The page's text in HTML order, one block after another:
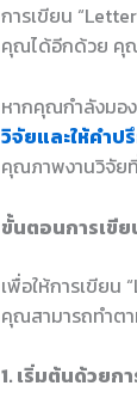
การเขียน
คุณได้อีกด้วย คุณ
หากคุณกำลังมอง
วิจัยและให้คำ
คุณภาพงานวิจัย
ขั้นตอนการเขี
เพื่อให้การเขีย
คุณสามารถทำต
1. เริ่มต้นด้วยก